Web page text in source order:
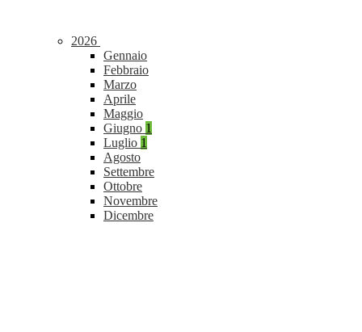
2026
Gennaio
Febbraio
Marzo
Aprile
Maggio
Giugno 1
Luglio 1
Agosto
Settembre
Ottobre
Novembre
Dicembre